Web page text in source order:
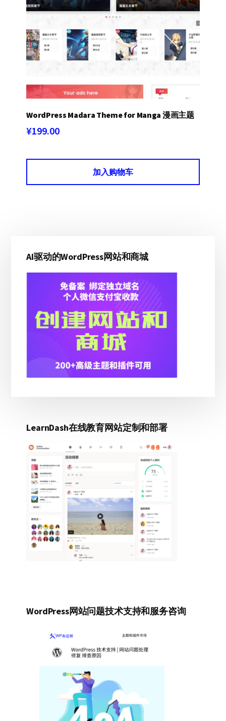
WordPress Madara Theme for Manga 漫画主题
¥199.00
加入购物车
侧AI驱动的WordPress网站和商城
LearnDash在线教育网站定制和部署
WordPress网站问题技术支持和服务咨询